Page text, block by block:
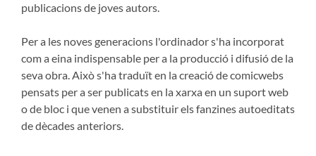
publicacions de joves autors.
Per a les noves generacions l'ordinador s'ha incorporat
com a eina indispensable per a la producció i difusió de la
seva obra. Això s'ha traduït en la creació de comicwebs
pensats per a ser publicats en la xarxa en un suport web
o de bloc i que venen a substituir els fanzines autoeditats
de dècades anteriors.